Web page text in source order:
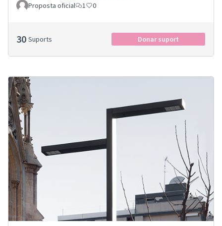
Proposta oficial 1 0
30 Suports Donar suport